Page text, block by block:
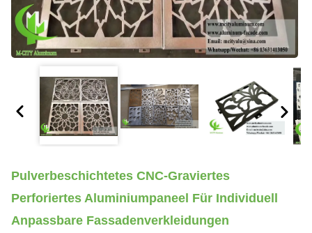
Pulverbeschichtetes CNC-Graviertes
Perforiertes Aluminiumpaneel Für Individuell
Anpassbare Fassadenverkleidungen